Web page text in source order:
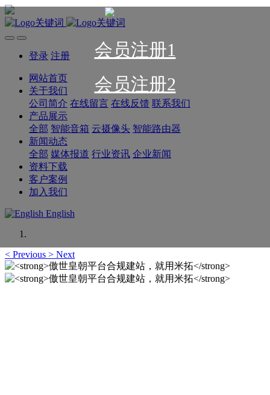
会员注册1
会员注册2
登录 注册
网站首页
关于我们
公司简介 在线留言 在线反馈 联系我们
产品展示
全部 智能音箱 云摄像头 智能路由器
新闻动态
全部 媒体报道 行业资讯 企业新闻
资料下载
客户案例
加入我们
English
< Previous > Next